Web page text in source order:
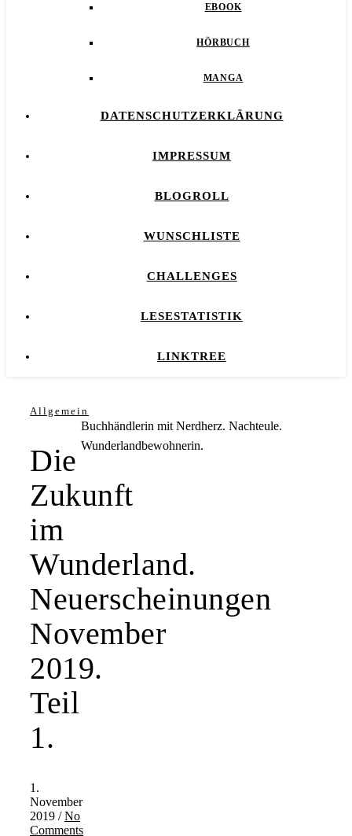
EBOOK
HÖRBUCH
MANGA
DATENSCHUTZERKLÄRUNG
IMPRESSUM
BLOGROLL
WUNSCHLISTE
CHALLENGES
LESESTATISTIK
LINKTREE
Allgemein
Die
Zukunft
im
Wunderland.
Neuerscheinungen
November
2019.
Teil
1.
1.
November
2019 / No
Comments
Buchhändlerin mit Nerdherz. Nachteule.
Wunderlandbewohnerin.